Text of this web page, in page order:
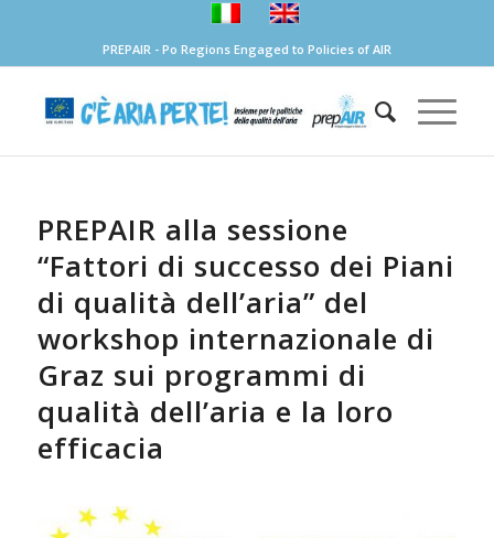
PREPAIR - Po Regions Engaged to Policies of AIR
PREPAIR alla sessione
“Fattori di successo dei Piani
di qualità dell’aria” del
workshop internazionale di
Graz sui programmi di
qualità dell’aria e la loro
efficacia